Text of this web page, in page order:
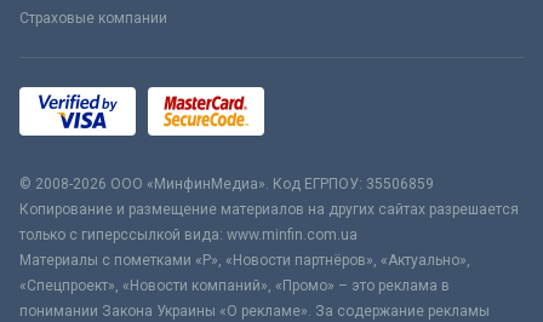
Страховые компании
© 2008-2026 ООО «МинфинМедиа». Код ЕГРПОУ: 35506859
Копирование и размещение материалов на других сайтах разрешается
только с гиперссылкой вида: www.minfin.com.ua
Материалы с пометками «Р», «Новости партнёров», «Актуально»,
«Спецпроект», «Новости компаний», «Промо» – это реклама в
понимании Закона Украины «О рекламе». За содержание рекламы